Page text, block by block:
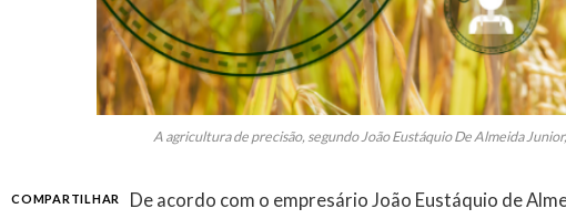
A agricultura de precisão, segundo João Eustáquio De Almeida
COMPARTILHAR
De acordo com o empresário João Eustáquio de